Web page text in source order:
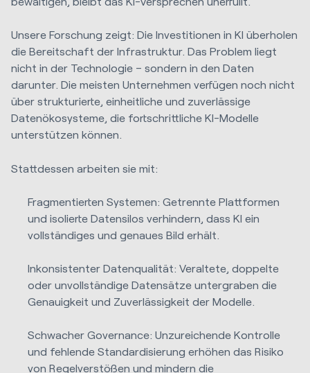
Unsere Forschung zeigt: Die Investitionen in KI überholen
die Bereitschaft der Infrastruktur. Das Problem liegt
nicht in der Technologie – sondern in den Daten
darunter. Die meisten Unternehmen verfügen noch nicht
über strukturierte, einheitliche und zuverlässige
Datenökosysteme, die fortschrittliche KI-Modelle
unterstützen können.
Stattdessen arbeiten sie mit:
Fragmentierten Systemen: Getrennte Plattformen
und isolierte Datensilos verhindern, dass KI ein
vollständiges und genaues Bild erhält.
Inkonsistenter Datenqualität: Veraltete, doppelte
oder unvollständige Datensätze untergraben die
Genauigkeit und Zuverlässigkeit der Modelle.
Schwacher Governance: Unzureichende Kontrolle
und fehlende Standardisierung erhöhen das Risiko
von Regelverstößen und mindern die